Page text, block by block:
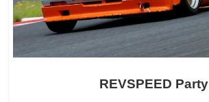
REVSPEED Party